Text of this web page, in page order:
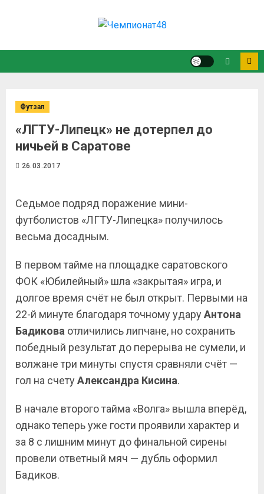
Футзал
«ЛГТУ-Липецк» не дотерпел до
ничьей в Саратове
26.03.2017
Седьмое подряд поражение мини-
футболистов «ЛГТУ-Липецка» получилось
весьма досадным.
В первом тайме на площадке саратовского
ФОК «Юбилейный» шла «закрытая» игра, и
долгое время счёт не был открыт. Первыми на
22-й минуте благодаря точному ударуАнтона
Бадикова отличились липчане, но сохранить
победный результат до перерыва не сумели, и
волжане три минуты спустя сравняли счёт —
гол на счетуАлександра Кисина.
В начале второго тайма «Волга» вышла вперёд,
однако теперь уже гости проявили характер и
за 8 с лишним минут до финальной сирены
провели ответный мяч — дубль оформил
Бадиков.